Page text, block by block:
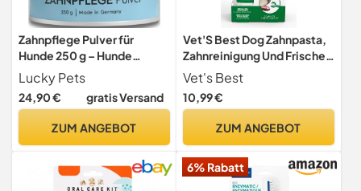
Zahnpflege Pulver für
Hunde 250 g – Hunde
Zahnsteinentferner und
Mundgeruch-Stopper –
100% natürliche
Zahnbürste – Made in
Lucky Pets
24,90 € gratis Versand
ZUM ANGEBOT
Vet'S Best Dog Zahnpasta,
Zahnreinigung Und Frische
Atmung Zahnpflege Gel Kit
Vet's Best
10,99 €
ZUM ANGEBOT
6% Rabatt